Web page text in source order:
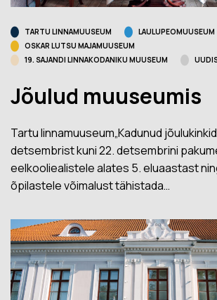
TARTU LINNAMUUSEUM
LAULUPEOMUUSEUM
OSKAR LUTSU MAJAMUUSEUM
19. SAJANDI LINNAKODANIKU MUUSEUM
Jõulud muuseumis
Tartu linnamuuseum„Kadunud
detsembrist kuni 22. detsembrini
eelkooliealistele alates 5. eluaastast
õpilastele võimalust tähistada…